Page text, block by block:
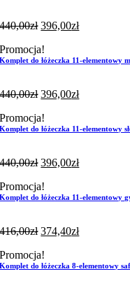
440,00zł 396,00zł
Promocja!
Komplet do łóżeczka 11-elementowy
440,00zł 396,00zł
Promocja!
Komplet do łóżeczka 11-elementowy
440,00zł 396,00zł
Promocja!
Komplet do łóżeczka 11-elementowy
416,00zł 374,40zł
Promocja!
Komplet do łóżeczka 8-elementowy